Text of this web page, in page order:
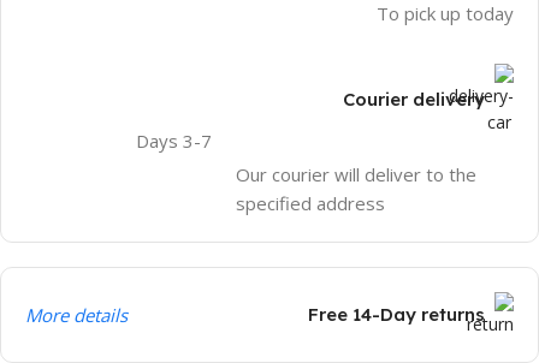
To pick up today
Courier delivery
Our courier will deliver to the
specified address
3-7 Days
Free 14-Day returns
More details